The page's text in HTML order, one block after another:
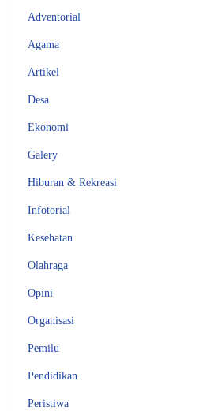
Adventorial
Agama
Artikel
Desa
Ekonomi
Galery
Hiburan & Rekreasi
Infotorial
Kesehatan
Olahraga
Opini
Organisasi
Pemilu
Pendidikan
Peristiwa